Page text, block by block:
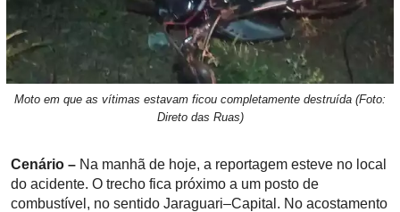
Moto em que as vítimas estavam ficou completamente destruída (Foto:
Direto das Ruas)
Cenário – Na manhã de hoje, a reportagem esteve no local
do acidente. O trecho fica próximo a um posto de
combustível, no sentido Jaraguari–Capital. No acostamento